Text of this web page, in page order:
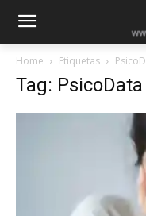
Home Etiquetas
Tag: